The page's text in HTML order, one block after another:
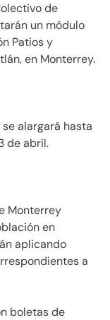
de
un módulo
Patios y
en Monterrey.
alargará hasta
de abril.
Monterrey
en
aplicando
a
boletas de